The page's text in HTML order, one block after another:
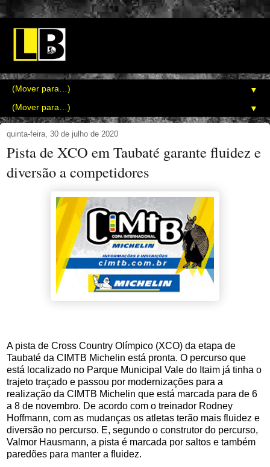
▼
▼
quinta-feira, 30 de julho de 2020
Pista de XCO em Taubaté garante fluidez e
diversão a competidores
A pista de Cross Country Olímpico (XCO) da etapa de
Taubaté da CIMTB Michelin está pronta. O percurso que
está localizado no Parque Municipal Vale do Itaim já tinha o
trajeto traçado e passou por modernizações para a
realização da CIMTB Michelin que está marcada para de 6
a 8 de novembro. De acordo com o treinador Rodney
Hoffmann, com as mudanças os atletas terão mais fluidez e
diversão no percurso. E, segundo o construtor do percurso,
Valmor Hausmann, a pista é marcada por saltos e também
paredões para manter a fluidez.